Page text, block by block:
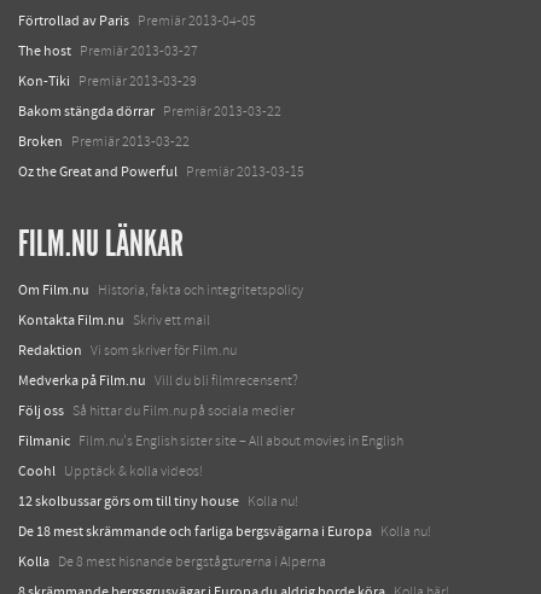
Förtrollad av Paris Premiär 2013-04-05
The host Premiär 2013-03-27
Kon-Tiki Premiär 2013-03-29
Bakom stängda dörrar Premiär 2013-03-22
Broken Premiär 2013-03-22
Oz the Great and Powerful Premiär 2013-03-15
FILM.NU LÄNKAR
Om Film.nu Historia, fakta och integritetspolicy
Kontakta Film.nu Skriv ett mail
Redaktion Vi som skriver för Film.nu
Medverka på Film.nu Vill du bli filmrecensent?
Följ oss Så hittar du Film.nu på sociala medier
Filmanic Film.nu's English sister site – All about movies in English
Coohl Upptäck & kolla videos!
12 skolbussar görs om till tiny house Kolla nu!
De 18 mest skrämmande och farliga bergsvägarna i Europa Kolla nu!
Kolla De 8 mest hisnande bergstågturerna i Alperna